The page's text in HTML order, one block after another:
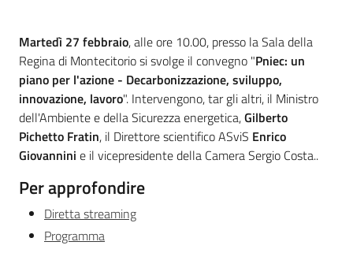
Newsletter
Seguici
su
Cos'è
Martedì 27 febbraio, alle ore 10.00, presso la Sala della
Regina di Montecitorio si svolge il convegno "Pniec: un
piano per l'azione - Decarbonizzazione, sviluppo,
innovazione, lavoro". Intervengono, tar gli altri, il Ministro
dell'Ambiente e della Sicurezza energetica,Gilberto
Pichetto Fratin, il Direttore scientifico ASviS Enrico
Giovannini e il vicepresidente della Camera Sergio Costa..
Per approfondire
Diretta streaming
Programma